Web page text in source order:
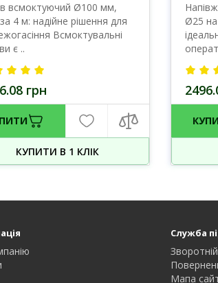
всмоктуючий Ø100 мм,
4 м: надійне рішення для
Всмоктувальні
є ..
грн
КУПИТИ В 1 КЛIК
Ø25
Служба
Мапа